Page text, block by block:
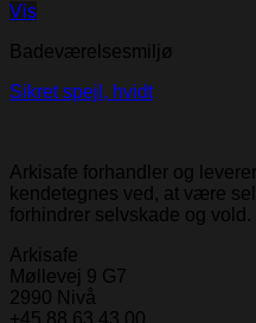
Vis
Badeværelsesmiljø
Sikret spejl, hvidt
Arkisafe forhandler og
kendetegnes ved, at være
forhindrer selvskade og vold.
Arkisafe
Møllevej 9 G7
2990 Nivå